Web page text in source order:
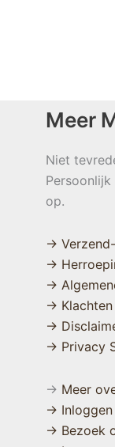
Meer
Niet
op.
→
→
→
→ Klachten
→
→ Privacy
→ Meer
→
→ Bezoek